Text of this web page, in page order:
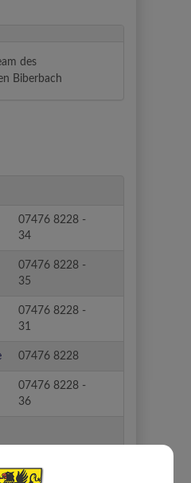
des
Biberbach
07476 8228 -
34
07476 8228 -
35
07476 8228 -
31
07476 8228
07476 8228 -
36
33